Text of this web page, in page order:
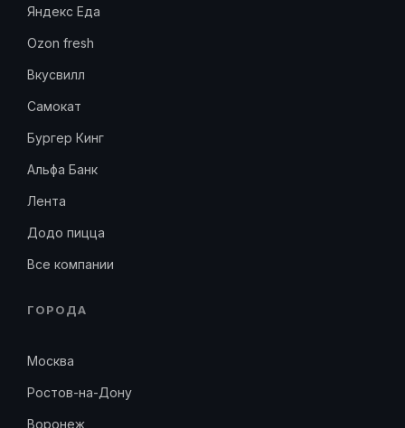
Яндекс Еда
Ozon fresh
Вкусвилл
Самокат
Бургер Кинг
Альфа Банк
Лента
Додо пицца
Все компании
ГОРОДА
Москва
Ростов-на-Дону
Воронеж